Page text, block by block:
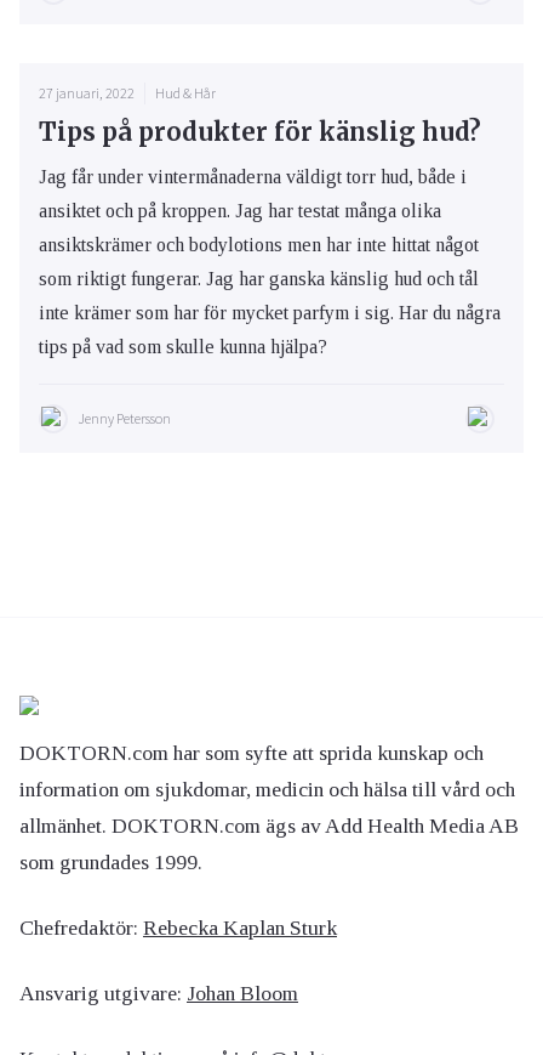
27 januari, 2022 Hud & Hår
Tips på produkter för känslig hud?
Jag får under vintermånaderna väldigt torr hud, både i
ansiktet och på kroppen. Jag har testat många olika
ansiktskrämer och bodylotions men har inte hittat något
som riktigt fungerar. Jag har ganska känslig hud och tål
inte krämer som har för mycket parfym i sig. Har du några
tips på vad som skulle kunna hjälpa?
Jenny Petersson
DOKTORN.com har som syfte att sprida kunskap och
information om sjukdomar, medicin och hälsa till vård och
allmänhet. DOKTORN.com ägs av Add Health Media AB
som grundades 1999.
Chefredaktör: Rebecka Kaplan Sturk
Ansvarig utgivare: Johan Bloom